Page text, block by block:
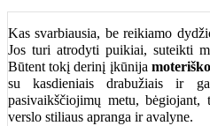
Kas svarbiausia, be reikiamo
Jos turi atrodyti puikiai, suteikti
Būtent tokį derinį įkūnija
su kasdieniais drabužiais ir
pasivaikščiojimų metu,
verslo stiliaus apranga ir avalyne.